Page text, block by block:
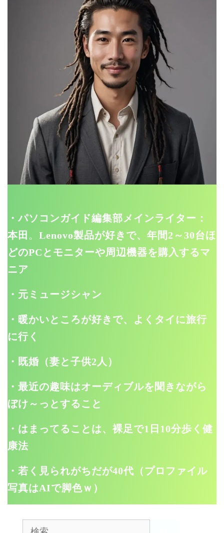
・パソコンガイド編集部メインライター：
本田 。 Lenovo製品が好きで、年間2～30台ほ
どのPCとモニターや周辺機器を購入するマ
ニア
・元ミュージシャン
・暖かいところが好きで、よくタイに旅行
に行く
・既婚（妻と子供2人）
・最近の趣味はオーディブルを聞きながら
ぼけ～っとすること
・はまってることは、裸足で1日10分歩く健
康法
・若く見られがちだが40代（プロファイル
写真はAIで脚色ｗ）